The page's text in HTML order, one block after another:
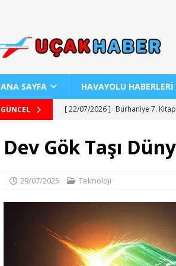
ANA SAYFA HAVAYOLU HABERLERİ
GÜNCEL [ 22/07/2026 ] Uraloğlu
[ 22/07/2026 ] AJet ile Yurt Dışı
Dev Gök Taşı
29/07/2025 Teknoloji